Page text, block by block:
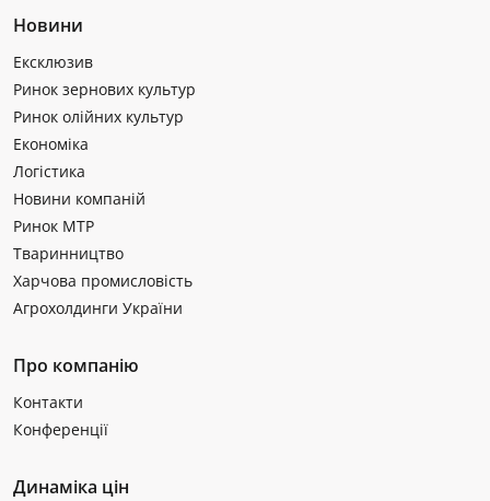
Новини
Ексклюзив
Ринок зернових культур
Ринок олійних культур
Економіка
Логістика
Новини компаній
Ринок МТР
Тваринництво
Харчова промисловість
Агрохолдинги України
Про компанію
Контакти
Конференції
Динаміка цін